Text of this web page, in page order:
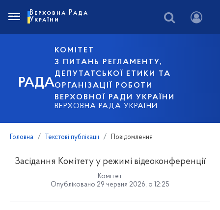
РАДА
КОМІТЕТ
З ПИТАНЬ РЕГЛАМЕНТУ,
ДЕПУТАТСЬКОЇ ЕТИКИ ТА
ОРГАНІЗАЦІЇ РОБОТИ
ВЕРХОВНОЇ РАДИ УКРАЇНИ
ВЕРХОВНА РАДА УКРАЇНИ
Верховна Рада
України
Головна Текстові публікації Повідомлення
Засідання Комітету у режимі відеоконференції
Комітет
Опубліковано 29 червня 2026, о 12:25